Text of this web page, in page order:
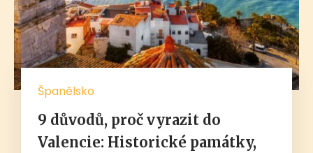
Španělsko
9 důvodů, proč vyrazit do
Valencie: Historické památky,